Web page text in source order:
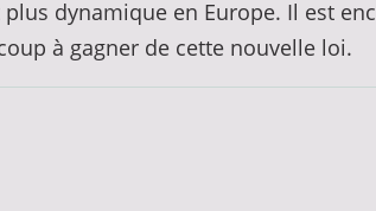
dynamique en Europe. Il est
à gagner de cette nouvelle loi.